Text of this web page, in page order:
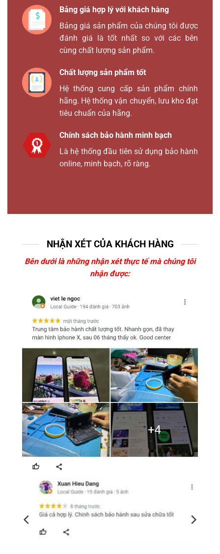
Bảng giá hợp lý với khách hàng
Bảng giá sản phẩm của chúng tôi được
đánh giá là tốt nhất so với các bên
cùng chất lượng sản phẩm.
Chất lượng sản phẩm tốt
Hệ thống cung cấp sản phẩm chính
hãng. Hệ thống vận chuyển, lưu kho đạt
tiêu chuẩn của hãng.
Chính sách bảo hành minh bạch
Là hệ thống đầu tiên sử dụng bảo hành
online, minh bạch, rõ ràng.
NHẬN XÉT CỦA KHÁCH HÀNG
Bên dưới là những nhận xét thực tế mà chúng tôi
nhận được: